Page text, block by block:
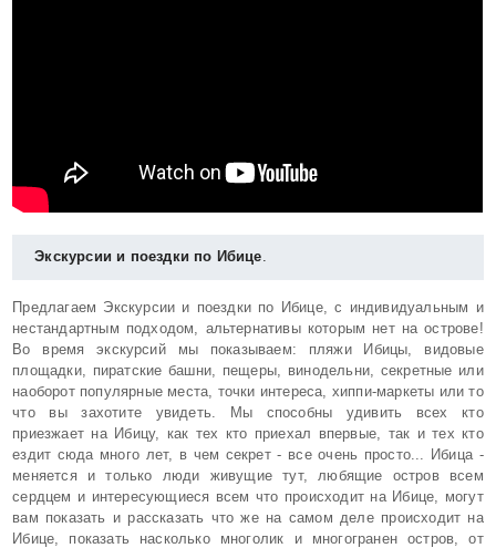
Экскурсии и поездки по Ибице
Предлагаем Экскурсии и поездки по Ибице, с индивидуальным и
нестандартным подходом, альтернативы которым нет на острове!
Во время экскурсий мы показываем: пляжи Ибицы, видовые
площадки, пиратские башни, пещеры, винодельни, секретные или
наоборот популярные места, точки интереса, хиппи-маркеты или то
что вы захотите увидеть. Мы способны удивить всех кто
приезжает на Ибицу, как тех кто приехал впервые, так и тех кто
ездит сюда много лет, в чем секрет - все очень просто... Ибица -
меняется и только люди живущие тут, любящие остров всем
сердцем и интересующиеся всем что происходит на Ибице, могут
вам показать и рассказать что же на самом деле происходит на
Ибице, показать насколько многолик и многогранен остров, от